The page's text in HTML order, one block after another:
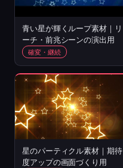
青い星が輝くループ素材｜リ
ーチ・前兆シーンの演出用
確変・継続
星のパーティクル素材｜期待
度アップの画面づくり用